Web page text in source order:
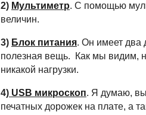
2) Мультиметр. С помощью
величин.
3) Блок питания. Он имеет два
полезная вещь. Как мы видим,
никакой нагрузки.
4) USB микроскоп. Я думаю,
печатных дорожек на плате, а